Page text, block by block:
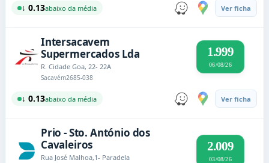
↓ 0.13abaixo da média Ver ficha
Intersacavem
Supermercados Lda
R. Cidade Goa, 22- 22A
Sacavém2685-038
1.999
06/08/26
↓ 0.13abaixo da média Ver ficha
Prio - Sto. António dos
Cavaleiros
Rua José Malhoa,1- Paradela
2.009
03/08/26